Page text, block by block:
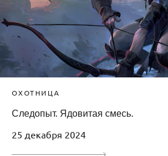
ОХОТНИЦА
Следопыт. Ядовитая смесь.
25 декабря 2024